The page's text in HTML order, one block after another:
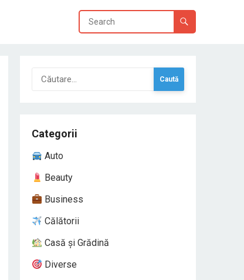
Caută
după:
Categorii
Auto
Beauty
Business
Călătorii
Casă și Grădină
Diverse